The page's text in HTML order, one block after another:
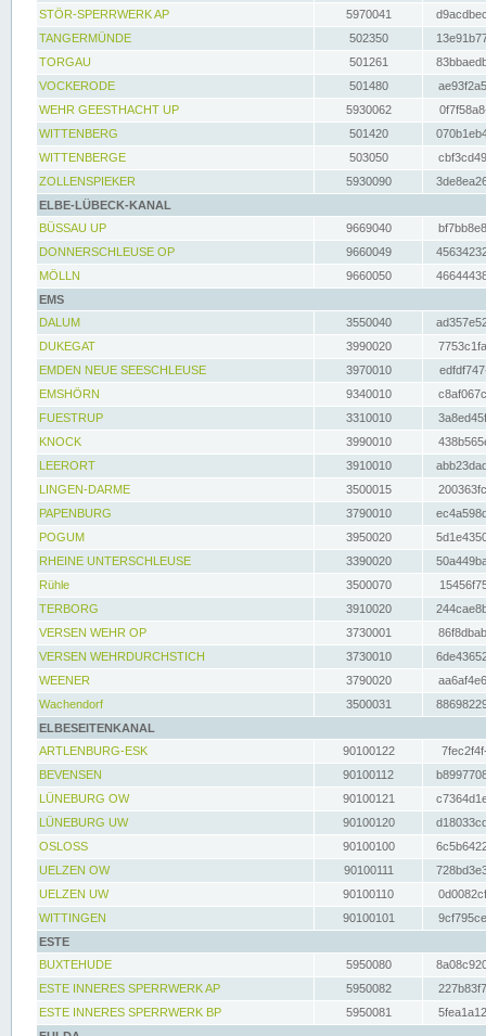
STÖR-SPERRWERK AP 5970041
TANGERMÜNDE
502350
TORGAU
501261
VOCKERODE
501480
WEHR GEESTHACHT UP
5930062
WITTENBERG
501420
WITTENBERGE
503050
ZOLLENSPIEKER
5930090
ELBE-LÜBECK-KANAL
BÜSSAU UP
9669040
DONNERSCHLEUSE OP
9660049
MÖLLN
9660050
EMS
DALUM
3550040
DUKEGAT
3990020
EMDEN NEUE SEESCHLEUSE
3970010
EMSHÖRN
9340010
FUESTRUP
3310010
KNOCK
3990010
LEERORT
3910010
LINGEN-DARME
3500015
PAPENBURG
3790010
POGUM
3950020
RHEINE UNTERSCHLEUSE
3390020
Rühle
3500070
TERBORG
3910020
VERSEN WEHR OP
3730001
VERSEN WEHRDURCHSTICH
3730010
WEENER
3790020
Wachendorf
3500031
ELBESEITENKANAL
ARTLENBURG-ESK
90100122
BEVENSEN
90100112
LÜNEBURG OW
90100121
LÜNEBURG UW
90100120
OSLOSS
90100100
UELZEN OW
90100111
UELZEN UW
90100110
WITTINGEN
90100101
ESTE
BUXTEHUDE
5950080
ESTE INNERES SPERRWERK AP
5950082
ESTE INNERES SPERRWERK BP
5950081